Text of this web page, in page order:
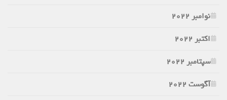
نوامبر 2022
اکتبر 2022
سپتامبر 2022
آگوست 2022